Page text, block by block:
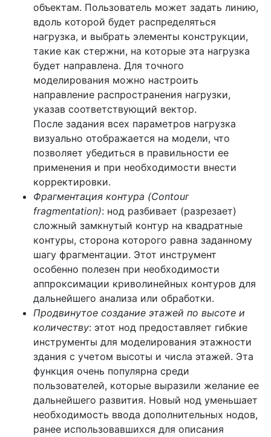
объектам. Пользователь может задать линию,
вдоль которой будет распределяться
нагрузка, и выбрать элементы конструкции,
такие как стержни, на которые эта нагрузка
будет направлена. Для точного
моделирования можно настроить
направление распространения нагрузки,
указав соответствующий вектор.
После задания всех параметров нагрузка
визуально отображается на модели, что
позволяет убедиться в правильности ее
применения и при необходимости внести
корректировки.
Фрагментация контура (Contour
fragmentation): нод разбивает (разрезает)
сложный замкнутый контур на квадратные
контуры, сторона которого равна заданному
шагу фрагментации. Этот инструмент
особенно полезен при необходимости
аппроксимации криволинейных контуров для
дальнейшего анализа или обработки.
Продвинутое создание этажей по высоте и
количеству: этот нод предоставляет гибкие
инструменты для моделирования этажности
здания с учетом высоты и числа этажей. Эта
функция очень популярна среди
пользователей, которые выразили желание ее
дальнейшего развития. Новый нод уменьшает
необходимость ввода дополнительных нодов,
ранее использовавшихся для описания